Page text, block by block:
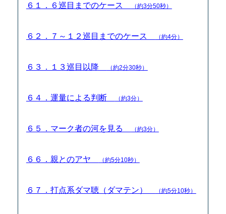
６１．６巡目までのケース （約3分50秒）
６２．７～１２巡目までのケース （約4分）
６３．１３巡目以降 （約2分30秒）
６４．運量による判断 （約3分）
６５．マーク者の河を見る （約3分）
６６．親とのアヤ （約5分10秒）
６７．打点系ダマ聴（ダマテン） （約5分10秒）